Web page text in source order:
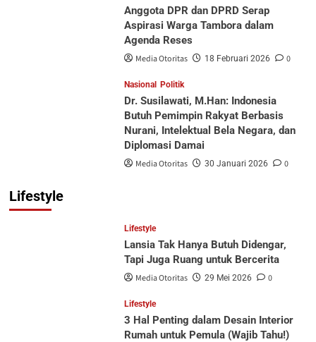
Anggota DPR dan DPRD Serap
Aspirasi Warga Tambora dalam
Agenda Reses
Media Otoritas 18 Februari 2026 0
Nasional Politik
Dr. Susilawati, M.Han: Indonesia
Butuh Pemimpin Rakyat Berbasis
Nurani, Intelektual Bela Negara, dan
Diplomasi Damai
Media Otoritas 30 Januari 2026 0
Lifestyle
Lifestyle
Lansia Tak Hanya Butuh Didengar,
Tapi Juga Ruang untuk Bercerita
Media Otoritas 29 Mei 2026 0
Lifestyle
3 Hal Penting dalam Desain Interior
Rumah untuk Pemula (Wajib Tahu!)